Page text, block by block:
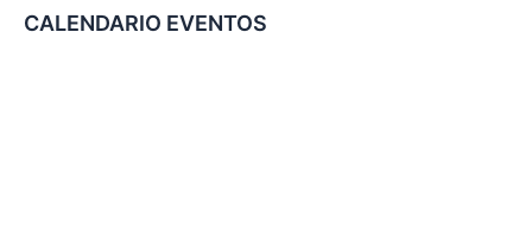
CALENDARIO EVENTOS